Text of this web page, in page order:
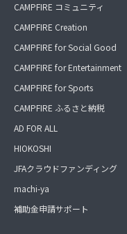
CAMPFIRE コミュニティ
CAMPFIRE Creation
CAMPFIRE for Social Good
CAMPFIRE for Entertainment
CAMPFIRE for Sports
CAMPFIRE ふるさと納税
AD FOR ALL
HIOKOSHI
JFAクラウドファンディング
machi-ya
補助金申請サポート